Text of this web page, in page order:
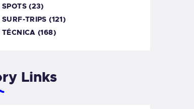
SPOTS(23)
SURF-TRIPS (121)
TÉCNICA (168)
Links